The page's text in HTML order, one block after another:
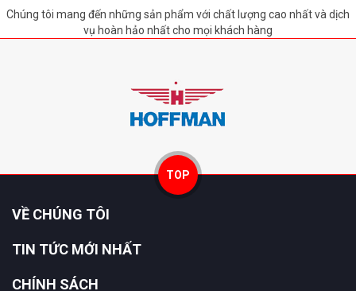
Chúng tôi mang đến những sản phẩm với chất lượng cao nhất và dịch
vụ hoàn hảo nhất cho mọi khách hàng
TOP
VỀ CHÚNG TÔI
TIN TỨC MỚI NHẤT
CHÍNH SÁCH